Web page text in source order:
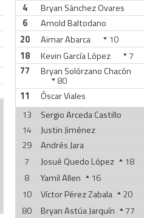
4
Bryan Sánchez Ovares
6
Arnold Baltodano
20
Aimar Abarca
10
18
Kevin García López
7
77
Bryan Solórzano Chacón
80
11
Óscar Viales
13
Sergio Arceda Castillo
14
Justin Jiménez
29
Andrés Jara
7
Josué Quedo López
18
8
Yamil Allen
16
10
Víctor Pérez Zabala
20
80
Bryan Astúa Jarquín 77